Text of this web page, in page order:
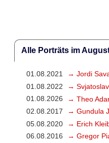
Alle Porträts im
01.08.2021
→ Jordi
01.08.2022
→
01.08.2026
→ Theo
02.08.2017
→ Gundula
05.08.2020
→ Erich
06.08.2016
→ Gregor